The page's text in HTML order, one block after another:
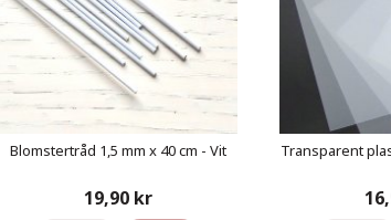
Blomstertråd 1,5 mm x 40 cm - Vit
19,90 kr
Transparent